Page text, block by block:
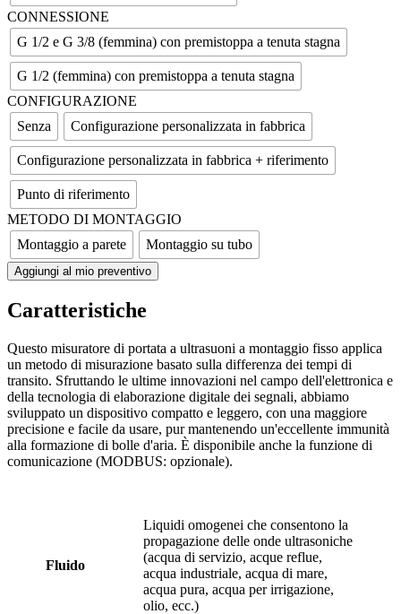
CONNESSIONE
G 1/2 e G 3/8 (femmina) con premistoppa a tenuta stagna
G 1/2 (femmina) con premistoppa a tenuta stagna
CONFIGURAZIONE
Senza
Configurazione personalizzata in fabbrica
Configurazione personalizzata in fabbrica + riferimento
Punto di riferimento
METODO DI MONTAGGIO
Montaggio a parete
Montaggio su tubo
Aggiungi al mio preventivo
Caratteristiche
Questo misuratore di portata a ultrasuoni a montaggio fisso applica
un metodo di misurazione basato sulla differenza dei tempi di
transito. Sfruttando le ultime innovazioni nel campo dell'elettronica e
della tecnologia di elaborazione digitale dei segnali, abbiamo
sviluppato un dispositivo compatto e leggero, con una maggiore
precisione e facile da usare, pur mantenendo un'eccellente immunità
alla formazione di bolle d'aria. È disponibile anche la funzione di
comunicazione (MODBUS: opzionale).
Fluido
Liquidi omogenei che consentono la
propagazione delle onde ultrasoniche
(acqua di servizio, acque reflue,
acqua industriale, acqua di mare,
acqua pura, acqua per irrigazione,
olio, ecc.)